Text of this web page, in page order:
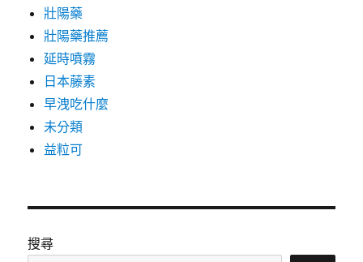
壯陽藥
壯陽藥推薦
延時噴霧
日本藤素
早洩吃什麼
未分類
益粒可
搜尋